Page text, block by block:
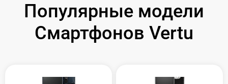
Популярные модели
Смартфонов Vertu